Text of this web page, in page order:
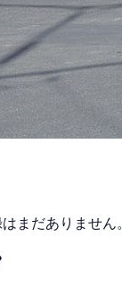
まだありません。